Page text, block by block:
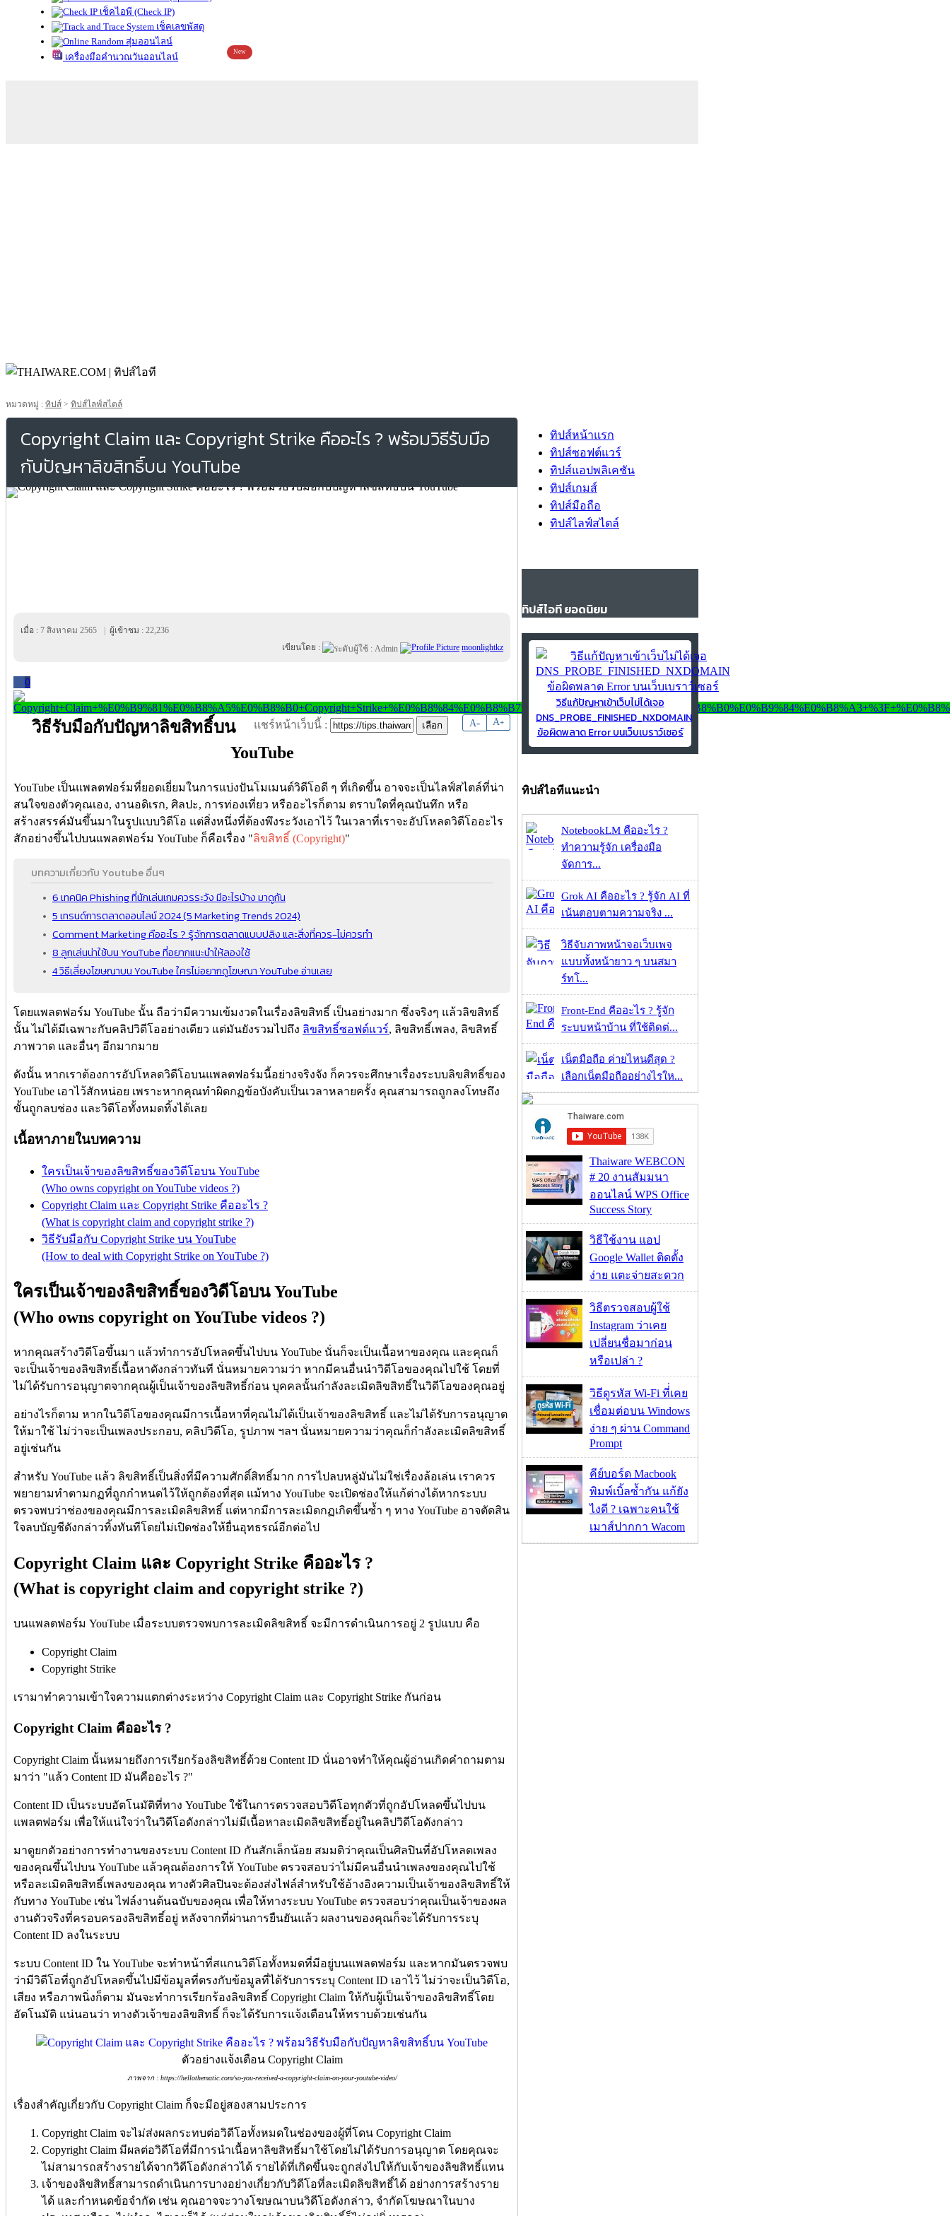
เช็คไอพี (Check IP)
เช็คเลขพัสดุ
สุ่มออนไลน์
เครื่องมือคำนวณวันออนไลน์
New
หมวดหมู่ : ทิปส์ > ทิปส์ไลฟ์สไตล์
Copyright Claim และ Copyright Strike คืออะไร ? พร้อมวิธีรับมือ
กับปัญหาลิขสิทธิ์บน YouTube
เมื่อ : 7 สิงหาคม 2565 ผู้เข้าชม : 22,236
เขียนโดย :
moonlightkz
0
A- A+
แชร์หน้าเว็บนี้ :
วิธีรับมือกับปัญหาลิขสิทธิ์บน
YouTube
YouTube เป็นแพลตฟอร์มที่ยอดเยี่ยมในการแบ่งปันโมเมนต์วิดีโอดี ๆ ที่เกิดขึ้น อาจจะเป็นไลฟ์สไตล์ที่น่า
สนใจของตัวคุณเอง, งานอดิเรก, ศิลปะ, การท่องเที่ยว หรืออะไรก็ตาม ตราบใดที่คุณบันทึก หรือ
สร้างสรรค์มันขึ้นมาในรูปแบบวิดีโอ แต่สิ่งหนึ่งที่ต้องพึงระวังเอาไว้ ในเวลาที่เราจะอัปโหลดวิดีโออะไร
สักอย่างขึ้นไปบนแพลตฟอร์ม YouTube ก็คือเรื่อง "ลิขสิทธิ์ (Copyright)"
บทความเกี่ยวกับ Youtube อื่นๆ
6 เทคนิค Phishing ที่นักเล่นเกมควรระวัง มีอะไรบ้าง มาดูกัน
5 เทรนด์การตลาดออนไลน์ 2024 (5 Marketing Trends 2024)
Comment Marketing คืออะไร ? รู้จักการตลาดแบบปลิง และสิ่งที่ควร-ไม่ควรทำ
8 ลูกเล่นน่าใช้บน YouTube ที่อยากแนะนำให้ลองใช้
4 วิธีเลี่ยงโฆษณาบน YouTube ใครไม่อยากดูโฆษณา YouTube อ่านเลย
โดยแพลตฟอร์ม YouTube นั้น ถือว่ามีความเข้มงวดในเรื่องลิขสิทธิ์ เป็นอย่างมาก ซึ่งจริงๆ แล้วลิขสิทธิ์
นั้น ไม่ได้มีเฉพาะกับคลิปวิดีโออย่างเดียว แต่มันยังรวมไปถึง ลิขสิทธิ์ซอฟต์แวร์, ลิขสิทธิ์เพลง, ลิขสิทธิ์
ภาพวาด และอื่นๆ อีกมากมาย
ดังนั้น หากเราต้องการอัปโหลดวิดีโอบนแพลตฟอร์มนี้อย่างจริงจัง ก็ควรจะศึกษาเรื่องระบบลิขสิทธิ์ของ
YouTube เอาไว้สักหน่อย เพราะหากคุณทำผิดกฏข้อบังคับเป็นเวลาหลายครั้ง คุณสามารถถูกลงโทษถึง
ขั้นถูกลบช่อง และวิดีโอทั้งหมดทิ้งได้เลย
เนื้อหาภายในบทความ
ใครเป็นเจ้าของลิขสิทธิ์ของวิดีโอบน YouTube
(Who owns copyright on YouTube videos ?)
Copyright Claim และ Copyright Strike คืออะไร ?
(What is copyright claim and copyright strike ?)
วิธีรับมือกับ Copyright Strike บน YouTube
(How to deal with Copyright Strike on YouTube ?)
ใครเป็นเจ้าของลิขสิทธิ์ของวิดีโอบน YouTube
(Who owns copyright on YouTube videos ?)
หากคุณสร้างวิดีโอขึ้นมา แล้วทำการอัปโหลดขึ้นไปบน YouTube นั่นก็จะเป็นเนื้อหาของคุณ และคุณก็
จะเป็นเจ้าของลิขสิทธิ์เนื้อหาดังกล่าวทันที นั่นหมายความว่า หากมีคนอื่นนำวิดีโอของคุณไปใช้ โดยที่
ไม่ได้รับการอนุญาตจากคุณผู้เป็นเจ้าของลิขสิทธิ์ก่อน บุคคลนั้นกำลังละเมิดลิขสิทธิ์ในวิดีโอของคุณอยู่
อย่างไรก็ตาม หากในวิดีโอของคุณมีการเนื้อหาที่คุณไม่ได้เป็นเจ้าของลิขสิทธิ์ และไม่ได้รับการอนุญาต
ให้มาใช้ ไม่ว่าจะเป็นเพลงประกอบ, คลิปวิดีโอ, รูปภาพ ฯลฯ นั่นหมายความว่าคุณก็กำลังละเมิดลิขสิทธิ์
อยู่เช่นกัน
สำหรับ YouTube แล้ว ลิขสิทธิ์เป็นสิ่งที่มีความศักดิ์สิทธิ์มาก การไปลบหลู่มันไม่ใช่เรื่องล้อเล่น เราควร
พยายามทำตามกฏที่ถูกกำหนดไว้ให้ถูกต้องที่สุด แม้ทาง YouTube จะเปิดช่องให้แก้ต่างได้หากระบบ
ตรวจพบว่าช่องของคุณมีการละเมิดลิขสิทธิ์ แต่หากมีการละเมิดกฏเกิดขึ้นซ้ำ ๆ ทาง YouTube อาจตัดสิน
ใจลบบัญชีดังกล่าวทิ้งทันทีโดยไม่เปิดช่องให้ยื่นอุทธรณ์อีกต่อไป
Copyright Claim และ Copyright Strike คืออะไร ?
(What is copyright claim and copyright strike ?)
บนแพลตฟอร์ม YouTube เมื่อระบบตรวจพบการละเมิดลิขสิทธิ์ จะมีการดำเนินการอยู่ 2 รูปแบบ คือ
Copyright Claim
Copyright Strike
เรามาทำความเข้าใจความแตกต่างระหว่าง Copyright Claim และ Copyright Strike กันก่อน
Copyright Claim คืออะไร ?
Copyright Claim นั้นหมายถึงการเรียกร้องลิขสิทธิ์ด้วย Content ID นั่นอาจทำให้คุณผู้อ่านเกิดคำถามตาม
มาว่า "แล้ว Content ID มันคืออะไร ?"
Content ID เป็นระบบอัตโนมัติที่ทาง YouTube ใช้ในการตรวจสอบวิดีโอทุกตัวที่ถูกอัปโหลดขึ้นไปบน
แพลตฟอร์ม เพื่อให้แน่ใจว่าในวิดีโอดังกล่าวไม่มีเนื้อหาละเมิดลิขสิทธิ์อยู่ในคลิปวิดีโอดังกล่าว
มาดูยกตัวอย่างการทำงานของระบบ Content ID กันสักเล็กน้อย สมมติว่าคุณเป็นศิลปินที่อัปโหลดเพลง
ของคุณขึ้นไปบน YouTube แล้วคุณต้องการให้ YouTube ตรวจสอบว่าไม่มีคนอื่นนำเพลงของคุณไปใช้
หรือละเมิดลิขสิทธิ์เพลงของคุณ ทางตัวศิลปินจะต้องส่งไฟล์สำหรับใช้อ้างอิงความเป็นเจ้าของลิขสิทธิ์ให้
กับทาง YouTube เช่น ไฟล์งานต้นฉบับของคุณ เพื่อให้ทางระบบ YouTube ตรวจสอบว่าคุณเป็นเจ้าของผล
งานตัวจริงที่ครอบครองลิขสิทธิ์อยู่ หลังจากที่ผ่านการยืนยันแล้ว ผลงานของคุณก็จะได้รับการระบุ
Content ID ลงในระบบ
ระบบ Content ID ใน YouTube จะทำหน้าที่สแกนวิดีโอทั้งหมดที่มีอยู่บนแพลตฟอร์ม และหากมันตรวจพบ
ว่ามีวิดีโอที่ถูกอัปโหลดขึ้นไปมีข้อมูลที่ตรงกับข้อมูลที่ได้รับการระบุ Content ID เอาไว้ ไม่ว่าจะเป็นวิดีโอ,
เสียง หรือภาพนิ่งก็ตาม มันจะทำการเรียกร้องลิขสิทธิ์ Copyright Claim ให้กับผู้เป็นเจ้าของลิขสิทธิ์โดย
อัตโนมัติ แน่นอนว่า ทางตัวเจ้าของลิขสิทธิ์ ก็จะได้รับการแจ้งเตือนให้ทราบด้วยเช่นกัน
ตัวอย่างแจ้งเตือน Copyright Claim
ภาพจาก : https://hellothematic.com/so-you-received-a-copyright-claim-on-your-youtube-video/
เรื่องสำคัญเกี่ยวกับ Copyright Claim ก็จะมีอยู่สองสามประการ
Copyright Claim จะไม่ส่งผลกระทบต่อวิดีโอทั้งหมดในช่องของผู้ที่โดน Copyright Claim
Copyright Claim มีผลต่อวิดีโอที่มีการนำเนื้อหาลิขสิทธิ์มาใช้โดยไม่ได้รับการอนุญาต โดยคุณจะ
ไม่สามารถสร้างรายได้จากวิดีโอดังกล่าวได้ รายได้ที่เกิดขึ้นจะถูกส่งไปให้กับเจ้าของลิขสิทธิ์แทน
เจ้าของลิขสิทธิ์สามารถดำเนินการบางอย่างเกี่ยวกับวิดีโอที่ละเมิดลิขสิทธิ์ได้ อย่างการสร้างราย
ได้ และกำหนดข้อจำกัด เช่น คุณอาจจะวางโฆษณาบนวิดีโอดังกล่าว, จำกัดโฆษณาในบาง
ทิปส์หน้าแรก
ทิปส์ซอฟต์แวร์
ทิปส์แอปพลิเคชัน
ทิปส์เกมส์
ทิปส์มือถือ
ทิปส์ไลฟ์สไตล์
ทิปส์ไอที ยอดนิยม
วิธีแก้ปัญหาเข้าเว็บไม่ได้เจอ
DNS_PROBE_FINISHED_NXDOMAIN
ข้อผิดพลาด Error บนเว็บเบราว์เซอร์
ทิปส์ไอทีแนะนำ
NotebookLM คืออะไร ?
ทำความรู้จัก เครื่องมือ
จัดการ...
Grok AI คืออะไร ? รู้จัก AI ที่
เน้นตอบตามความจริง ...
วิธีจับภาพหน้าจอเว็บเพจ
แบบทั้งหน้ายาว ๆ บนสมา
ร์ทโ...
Front-End คืออะไร ? รู้จัก
ระบบหน้าบ้าน ที่ใช้ติดต่...
เน็ตมือถือ ค่ายไหนดีสุด ?
เลือกเน็ตมือถืออย่างไรให...
Thaiware WEBCON
# 20 งานสัมมนา
ออนไลน์ WPS Office
Success Story
วิธีใช้งาน แอป
Google Wallet ติดตั้ง
ง่าย แตะจ่ายสะดวก
วิธีตรวจสอบผู้ใช้
Instagram ว่าเคย
เปลี่ยนชื่อมาก่อน
หรือเปล่า ?
วิธีดูรหัส Wi-Fi ที่่เคย
เชื่อมต่อบน Windows
ง่าย ๆ ผ่าน Command
Prompt
คีย์บอร์ด Macbook
พิมพ์เบิ้ลซ้ำกัน แก้ยัง
ไงดี ? เฉพาะคนใช้
เมาส์ปากกา Wacom